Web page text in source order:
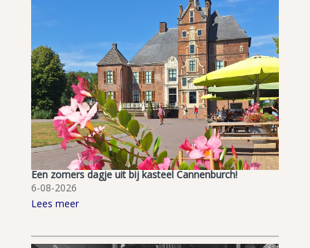
Een zomers dagje uit bij kasteel Cannenburch!
6-08-2026
Lees meer